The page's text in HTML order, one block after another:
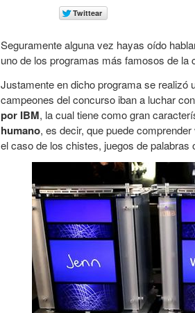
Seguramente alguna vez hayas oído
uno de los programas más famosos de la
Justamente en dicho programa se realizó
campeones del concurso iban a luchar
por IBM, la cual tiene como gran
humano, es decir, que puede
el caso de los chistes, juegos de